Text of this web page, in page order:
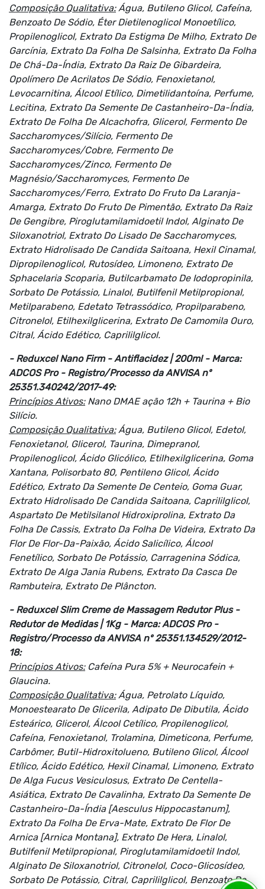
Composição Qualitativa:Água, Butileno Glicol, Cafeína,
Benzoato De Sódio, Éter Dietilenoglicol Monoetílico,
Propilenoglicol, Extrato Da Estigma De Milho, Extrato De
Garcínia, Extrato Da Folha De Salsinha, Extrato Da Folha
De Chá-Da-Índia, Extrato Da Raiz De Gibardeira,
Opolímero De Acrilatos De Sódio, Fenoxietanol,
Levocarnitina, Álcool Etílico, Dimetilidantoína, Perfume,
Lecitina, Extrato Da Semente De Castanheiro-Da-Índia,
Extrato De Folha De Alcachofra, Glicerol, Fermento De
Saccharomyces/Silício, Fermento De
Saccharomyces/Cobre, Fermento De
Saccharomyces/Zinco, Fermento De
Magnésio/Saccharomyces, Fermento De
Saccharomyces/Ferro, Extrato Do Fruto Da Laranja-
Amarga, Extrato Do Fruto De Pimentão, Extrato Da Raiz
De Gengibre, Piroglutamilamidoetil Indol, Alginato De
Siloxanotriol, Extrato Do Lisado De Saccharomyces,
Extrato Hidrolisado De Candida Saitoana, Hexil Cinamal,
Dipropilenoglicol, Rutosídeo, Limoneno, Extrato De
Sphacelaria Scoparia, Butilcarbamato De Iodopropinila,
Sorbato De Potássio, Linalol, Butilfenil Metilpropional,
Metilparabeno, Edetato Tetrassódico, Propilparabeno,
Citronelol, Etilhexilglicerina, Extrato De Camomila Ouro,
Citral, Ácido Edético, Caprililglicol.
- Reduxcel Nano Firm - Antiflacidez | 200ml - Marca:
ADCOS Pro - Registro/Processo da ANVISA nº
25351.340242/2017-49:
Princípios Ativos:Nano DMAE ação 12h + Taurina + Bio
Silício.
Composição Qualitativa:Água, Butileno Glicol, Edetol,
Fenoxietanol, Glicerol, Taurina, Dimepranol,
Propilenoglicol, Ácido Glicólico, Etilhexilglicerina, Goma
Xantana, Polisorbato 80, Pentileno Glicol, Ácido
Edético, Extrato Da Semente De Centeio, Goma Guar,
Extrato Hidrolisado De Candida Saitoana, Caprililglicol,
Aspartato De Metilsilanol Hidroxiprolina, Extrato Da
Folha De Cassis, Extrato Da Folha De Videira, Extrato Da
Flor De Flor-Da-Paixão, Ácido Salicílico, Álcool
Fenetílico, Sorbato De Potássio, Carragenina Sódica,
Extrato De Alga Jania Rubens, Extrato Da Casca De
Rambuteira, Extrato De Plâncton.
- Reduxcel Slim Creme de Massagem Redutor Plus -
Redutor de Medidas | 1Kg - Marca: ADCOS Pro -
Registro/Processo da ANVISA nº 25351.134529/2012-
18:
Princípios Ativos:Cafeína Pura 5% + Neurocafein +
Glaucina.
Composição Qualitativa:Água, Petrolato Líquido,
Monoestearato De Glicerila, Adipato De Dibutila, Ácido
Esteárico, Glicerol, Álcool Cetílico, Propilenoglicol,
Cafeína, Fenoxietanol, Trolamina, Dimeticona, Perfume,
Carbômer, Butil-Hidroxitolueno, Butileno Glicol, Álcool
Etílico, Ácido Edético, Hexil Cinamal, Limoneno, Extrato
De Alga Fucus Vesiculosus, Extrato De Centella-
Asiática, Extrato De Cavalinha, Extrato Da Semente De
Castanheiro-Da-Índia [Aesculus Hippocastanum],
Extrato Da Folha De Erva-Mate, Extrato De Flor De
Arnica [Arnica Montana], Extrato De Hera, Linalol,
Butilfenil Metilpropional, Piroglutamilamidoetil Indol,
Alginato De Siloxanotriol, Citronelol, Coco-Glicosídeo,
Sorbato De Potássio, Citral, Caprililglicol, Benzoato De